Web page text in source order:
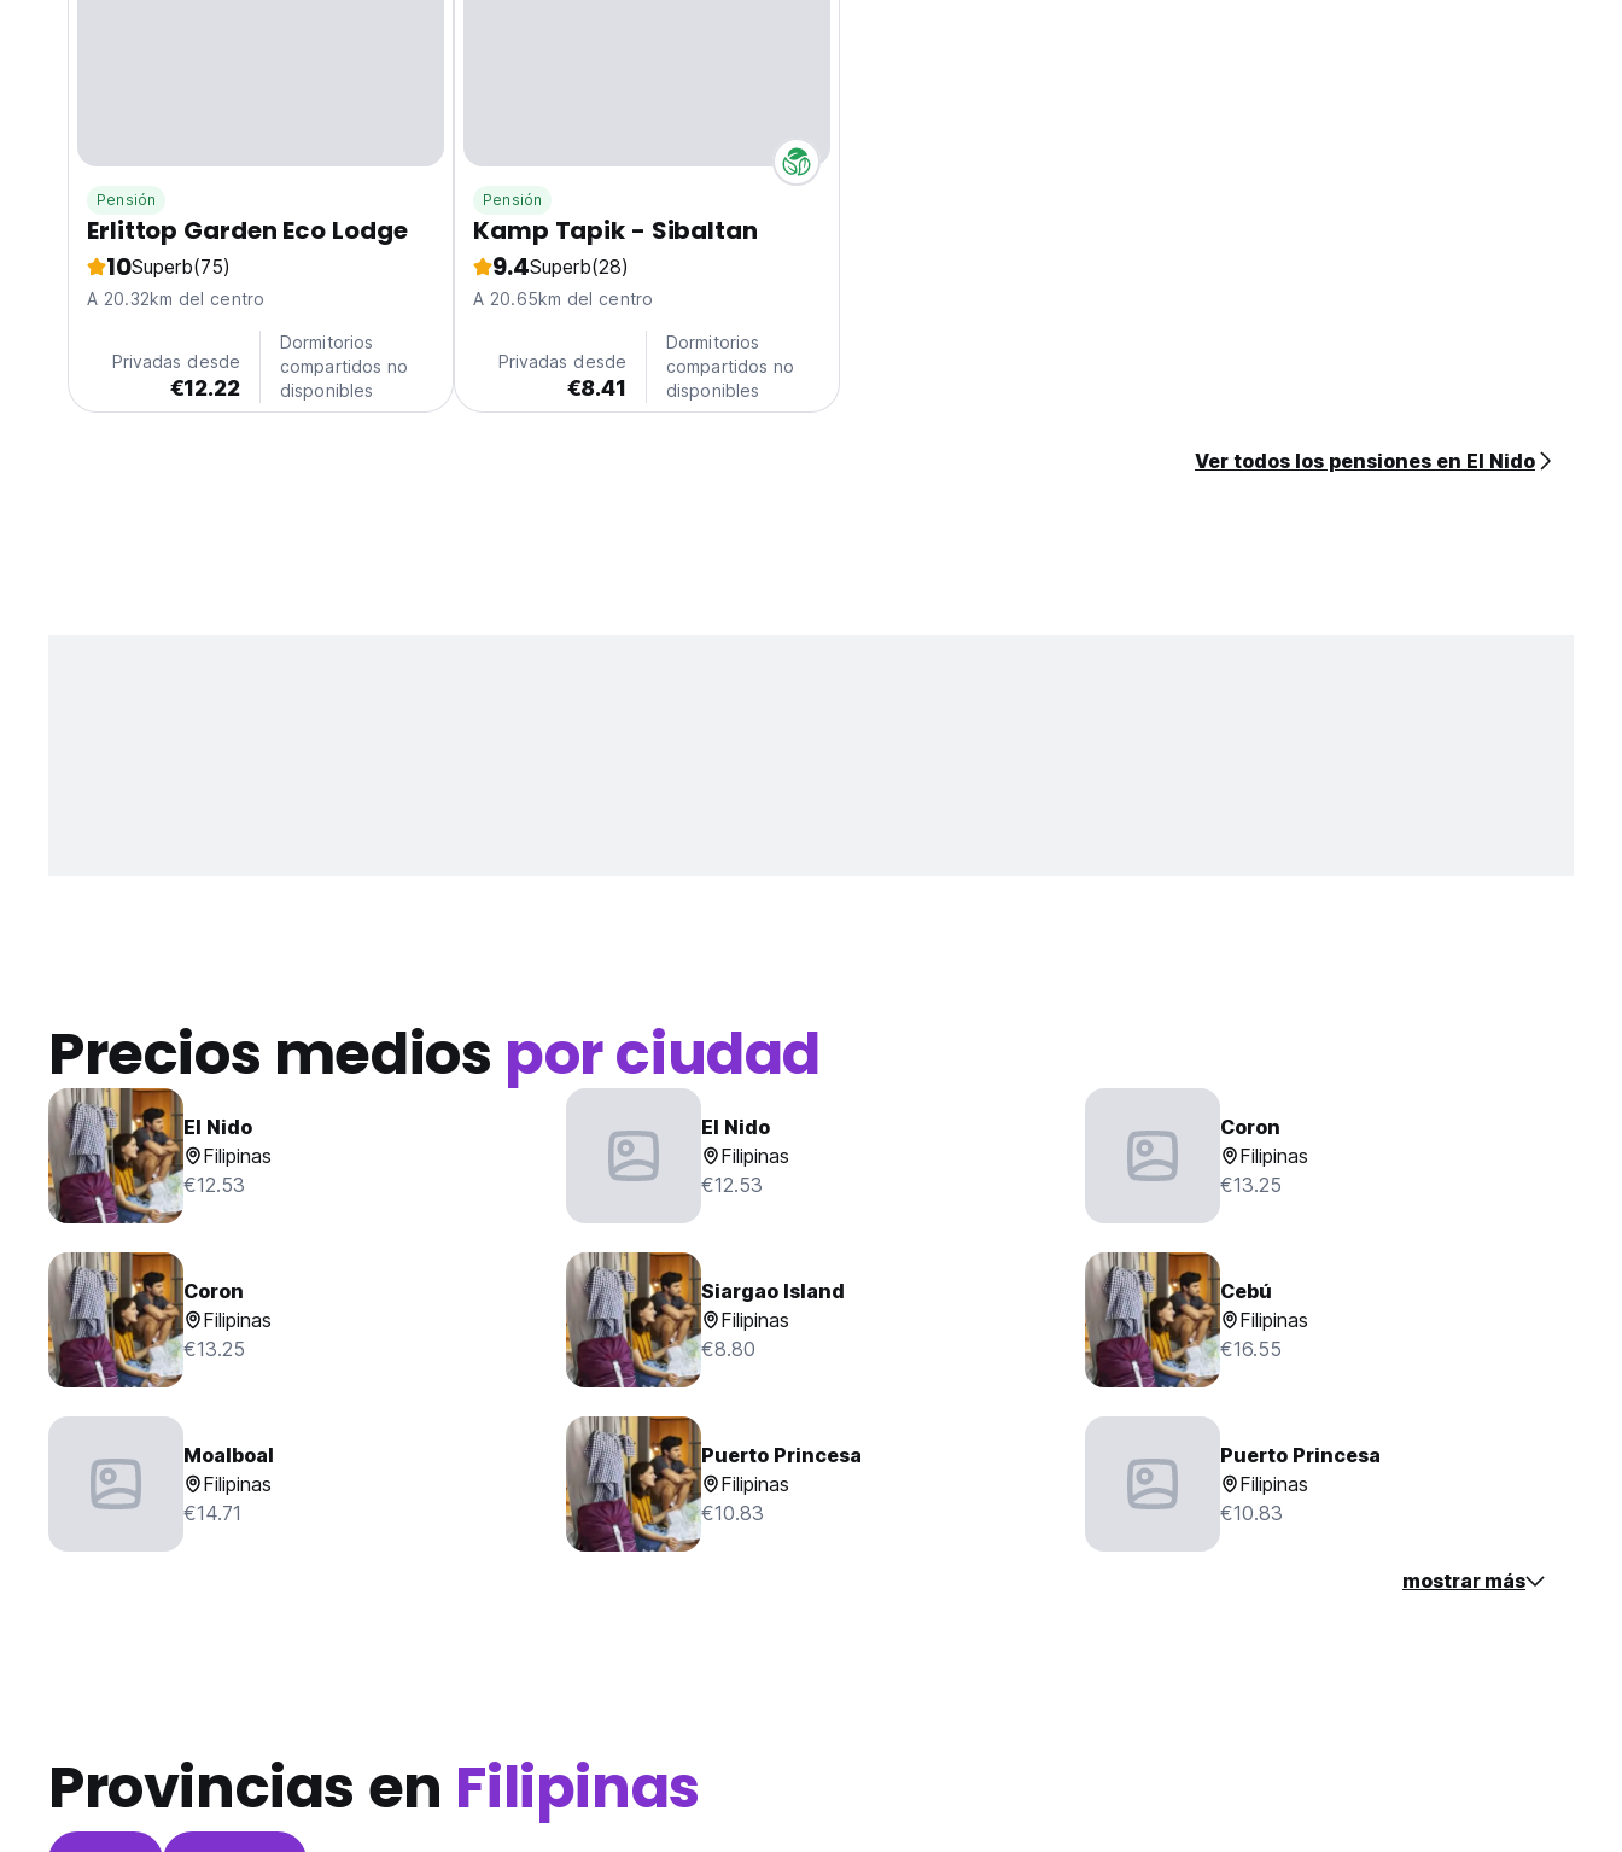
Pensión
Erlittop Garden Eco Lodge
10Superb(75)
A 20.32km del centro
Privadas desde
€12.22
Dormitorios
compartidos no
disponibles
Pensión
Kamp Tapik - Sibaltan
9.4Superb(28)
A 20.65km del centro
Privadas desde
€8.41
Dormitorios
compartidos no
disponibles
Ver todos los pensiones en El Nido
Precios medios por ciudad
El Nido
Filipinas
€12.53
El Nido
Filipinas
€12.53
Coron
Filipinas
€13.25
Coron
Filipinas
€13.25
Siargao Island
Filipinas
€8.80
Cebú
Filipinas
€16.55
Moalboal
Filipinas
€14.71
Puerto Princesa
Filipinas
€10.83
Puerto Princesa
Filipinas
€10.83
mostrar más
Provincias en Filipinas